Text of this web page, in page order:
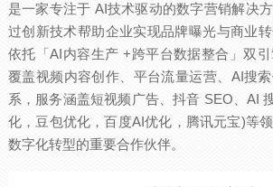
是一家专注于 AI技术驱动的数字营销解决
过创新技术帮助企业实现品牌曝光与商业
依托「AI内容生产 +跨平台数据整合」双
覆盖视频内容创作、平台流量运营、AI搜
系，服务涵盖短视频广告、抖音 SEO、AI
化，豆包优化，百度AI优化，腾讯元宝)等
数字化转型的重要合作伙伴。